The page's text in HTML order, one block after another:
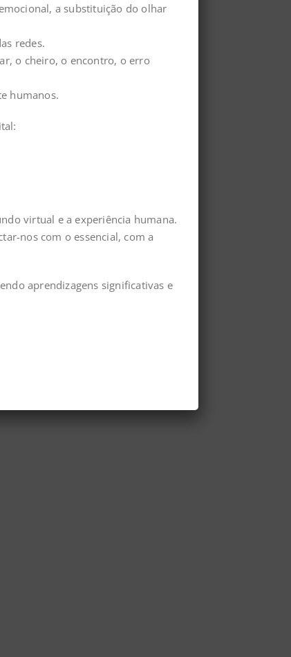
a substituição do olhar
redes.
o cheiro, o encontro, o erro
humanos.
virtual e a experiência humana.
nos com o essencial, com a
aprendizagens significativas e